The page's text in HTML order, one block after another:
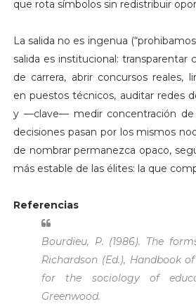
que rota símbolos sin redistribuir
La salida no es ingenua
salida es institucional: transparentar
de carrera, abrir concursos reales,
en puestos técnicos, auditar redes
y —clave— medir concentración de
decisiones pasan por los mismos
de nombrar permanezca opaco,
más estable de las élites: la que
Referencias
Bourdieu, P. (1986). The
Richardson (Ed.), Handbook
for the sociology of
Greenwood.